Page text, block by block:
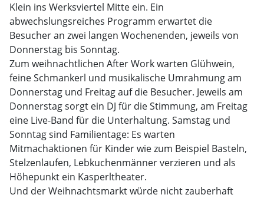
Klein ins Werksviertel Mitte ein. Ein
abwechslungsreiches Programm erwartet die
Besucher an zwei langen Wochenenden, jeweils von
Donnerstag bis Sonntag.
Zum weihnachtlichen After Work warten Glühwein,
feine Schmankerl und musikalische Umrahmung am
Donnerstag und Freitag auf die Besucher. Jeweils am
Donnerstag sorgt ein DJ für die Stimmung, am Freitag
eine Live-Band für die Unterhaltung. Samstag und
Sonntag sind Familientage: Es warten
Mitmachaktionen für Kinder wie zum Beispiel Basteln,
Stelzenlaufen, Lebkuchenmänner verzieren und als
Höhepunkt ein Kasperltheater.
Und der Weihnachtsmarkt würde nicht zauberhaft